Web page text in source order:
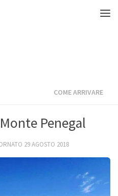
COME ARRIVARE
Penegal
29 AGOSTO 2018